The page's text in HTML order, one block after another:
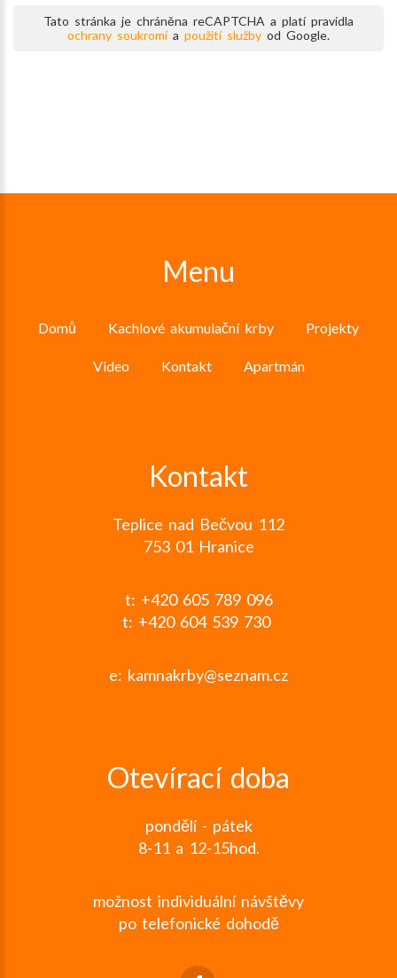
Tato stránka je chráněna reCAPTCHA a platí pravidla
ochrany soukromía použití služby od Google.
Menu
Domů Kachlové akumulační krby Projekty
Video Kontakt Apartmán
Kontakt
Teplice nad Bečvou 112
753 01 Hranice
t: +420 605 789 096
t: +420 604 539 730
e: kamnakrby@seznam.cz
Otevírací doba
pondělí - pátek
8-11 a 12-15hod.
možnost individuální návštěvy
po telefonické dohodě